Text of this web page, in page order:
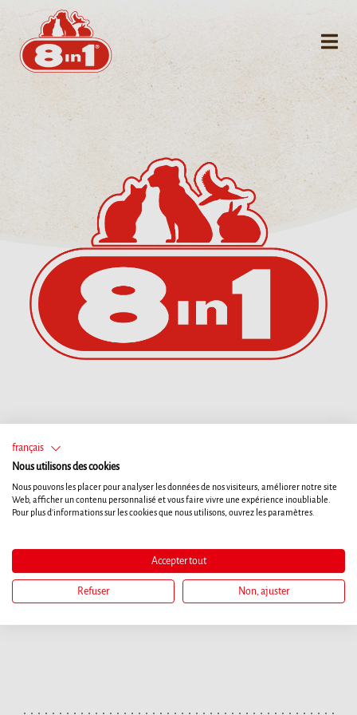
français
Nous utilisons des cookies
Nous pouvons les placer pour analyser les données de nos visiteurs, améliorer notre site
Web, afficher un contenu personnalisé et vous faire vivre une expérience inoubliable.
Pour plus d'informations sur les cookies que nous utilisons, ouvrez les paramètres.
Accepter tout
Refuser Non, ajuster